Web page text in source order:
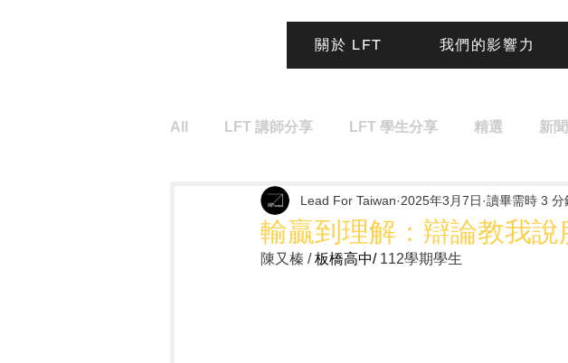
關於 LFT 我們的影響力
All LFT 講師分享 LFT 學生分享 精選 新
輸贏到理解：辯論教我
Lead For Taiwan 2025年3月7日 讀畢需時 3 分
陳又榛 / 板橋高中/ 112學期學生